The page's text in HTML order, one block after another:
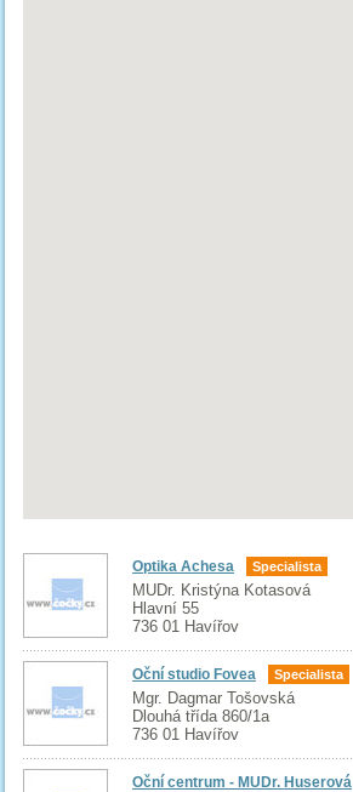
Optika Achesa Specialista
MUDr. Kristýna Kotasová
Hlavní 55
736 01 Havířov
Oční studio Fovea Specialista
Mgr. Dagmar Tošovská
Dlouhá třída 860/1a
736 01 Havířov
Oční centrum - MUDr. Huserová